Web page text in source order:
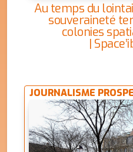
Au temps du
souveraineté
colonies
|
JOURNALISME